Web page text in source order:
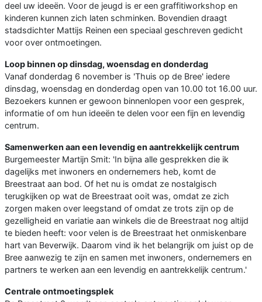
deel uw ideeën. Voor de jeugd is er een graffitiworkshop en
kinderen kunnen zich laten schminken. Bovendien draagt
stadsdichter Mattijs Reinen een speciaal geschreven gedicht
voor over ontmoetingen.
Loop binnen op dinsdag, woensdag en donderdag
Vanaf donderdag 6 november is 'Thuis op de Bree' iedere
dinsdag, woensdag en donderdag open van 10.00 tot 16.00 uur.
Bezoekers kunnen er gewoon binnenlopen voor een gesprek,
informatie of om hun ideeën te delen voor een fijn en levendig
centrum.
Samenwerken aan een levendig en aantrekkelijk centrum
Burgemeester Martijn Smit: 'In bijna alle gesprekken die ik
dagelijks met inwoners en ondernemers heb, komt de
Breestraat aan bod. Of het nu is omdat ze nostalgisch
terugkijken op wat de Breestraat ooit was, omdat ze zich
zorgen maken over leegstand of omdat ze trots zijn op de
gezelligheid en variatie aan winkels die de Breestraat nog altijd
te bieden heeft: voor velen is de Breestraat het onmiskenbare
hart van Beverwijk. Daarom vind ik het belangrijk om juist op de
Bree aanwezig te zijn en samen met inwoners, ondernemers en
partners te werken aan een levendig en aantrekkelijk centrum.'
Centrale ontmoetingsplek